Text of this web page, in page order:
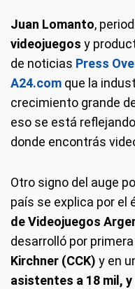
Juan Lomanto,
videojuegos y
de noticias Press
A24.com que la
crecimiento grande
eso se está
donde encontrás
Otro signo del auge
país se explica por el
de Videojuegos
desarrolló por primera
Kirchner (CCK) y en
asistentes a 18 mil,